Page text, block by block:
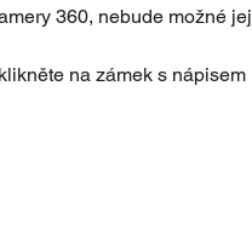
360, nebude možné jej
na zámek s nápisem